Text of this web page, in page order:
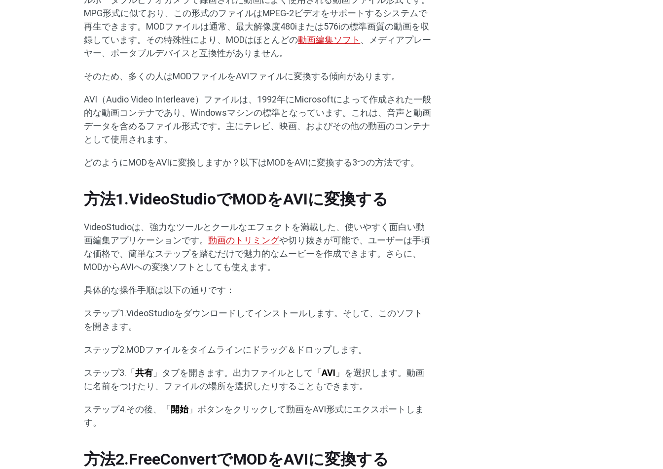
MPG形式に似ており、この形式のファイルはMPEG-2ビデオをサポートするシステムで
再生できます。MODファイルは通常、最大解像度480iまたは576iの標準画質の動画を収
録しています。その特殊性により、MODはほとんどの動画編集ソフト 、メディアプレー
ヤー、ポータブルデバイスと互換性がありません。
そのため、多くの人はMODファイルをAVIファイルに変換する傾向があります。
AVI（Audio Video Interleave）ファイルは、1992年にMicrosoftによって作成された一般
的な動画コンテナであり、Windowsマシンの標準となっています。これは、音声と動画
データを含めるファイル形式です。主にテレビ、映画、およびその他の動画のコンテナ
として使用されます。
どのようにMODをAVIに変換しますか？以下はMODをAVIに変換する3つの方法です。
方法1.VideoStudioでMODをAVIに変換する
VideoStudioは、強力なツールとクールなエフェクトを満載した、使いやすく面白い動
画編集アプリケーションです。動画のトリミングや切り抜きが可能で、ユーザーは手頃
な価格で、簡単なステップを踏むだけで魅力的なムービーを作成できます。さらに、
MODからAVIへの変換ソフトとしても使えます。
具体的な操作手順は以下の通りです：
ステップ1.VideoStudioをダウンロードしてインストールします。そして、このソフト
を開きます。
ステップ2.MODファイルをタイムラインにドラッグ＆ドロップします。
ステップ3.「共有 」タブを開きます。出力ファイルとして「AVI 」を選択します。動画
に名前をつけたり、ファイルの場所を選択したりすることもできます。
ステップ4.その後、「 開始」ボタンをクリックして動画をAVI形式にエクスポートしま
す。
方法2.FreeConvertでMODをAVIに変換する